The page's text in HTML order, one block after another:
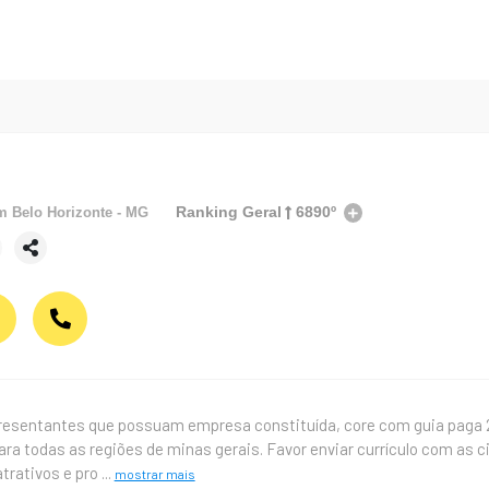
Belo Horizonte - MG Ranking Geral 6890º
que possuam empresa constituída, core com guia paga
todas as regiões de minas gerais. Favor enviar currículo com as
e pro ... mostrar mais